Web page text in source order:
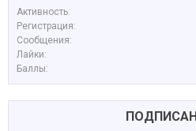
Активность:
Регистрация:
Сообщения:
Лайки:
Баллы: